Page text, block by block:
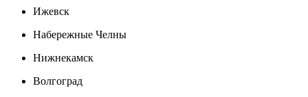
Ижевск
Набережные Челны
Нижнекамск
Волгоград